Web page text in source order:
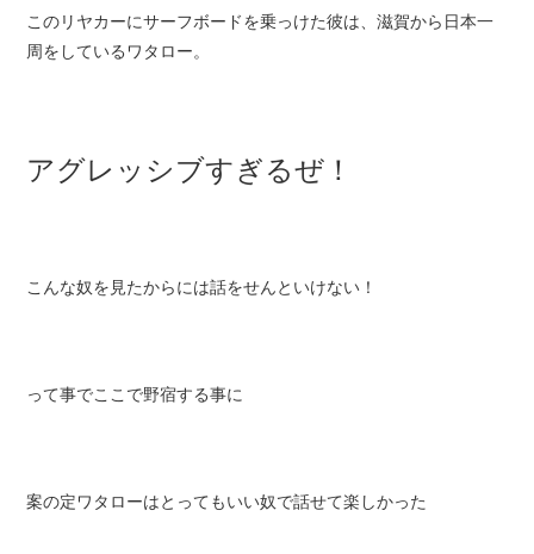
このリヤカーにサーフボードを乗っけた彼は、滋賀から日本一
周をしている ワタロー。
アグレッシブすぎるぜ！
こんな奴を見たからには話をせんといけない！
って事でここで野宿する事に
案の定ワタローはと ってもいい奴で話せて楽しかった